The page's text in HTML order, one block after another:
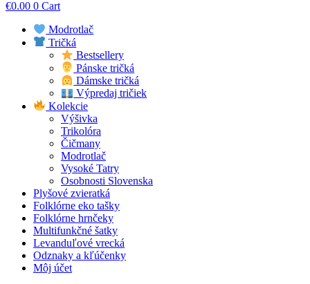
€0.00 0 Cart
Modrotlač
Tričká
Bestsellery
Pánske tričká
Dámske tričká
Výpredaj tričiek
Kolekcie
Výšivka
Trikolóra
Čičmany
Modrotlač
Vysoké Tatry
Osobnosti Slovenska
Plyšové zvieratká
Folklórne eko tašky
Folklórne hrnčeky
Multifunkčné šatky
Levanduľové vrecká
Odznaky a kľúčenky
Môj účet